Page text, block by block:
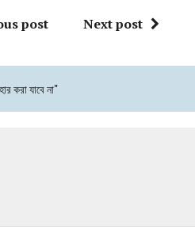
post Next post
করা যাবে না"